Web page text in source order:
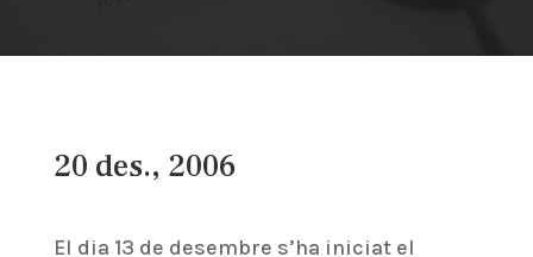
20 des., 2006
El dia 13 de desembre s’ha iniciat el